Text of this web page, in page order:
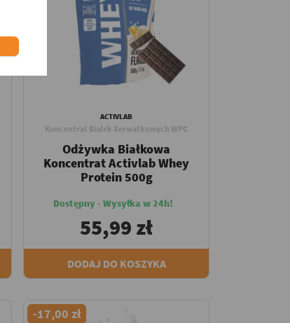
ACTIVLAB
Koncentrat Białek Serwatkowych WPC
Odżywka Białkowa
Koncentrat Activlab Whey
Protein 500g
Dostępny - Wysyłka w 24h!
55,99 zł
DODAJ DO KOSZYKA
-17,00 zł